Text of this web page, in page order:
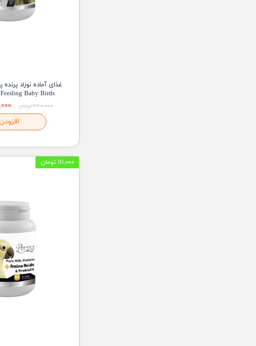
Feeding Baby Birds وزن 250 گرم
۴۴۰,۰۰۰ تومان
افزودن
۱۱۱,۰۰۰ تومان